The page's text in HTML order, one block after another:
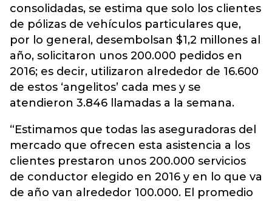
consolidadas, se estima que solo los clientes
de pólizas de vehículos particulares que,
por lo general, desembolsan $1,2 millones al
año, solicitaron unos 200.000 pedidos en
2016; es decir, utilizaron alrededor de 16.600
de estos ‘angelitos’ cada mes y se
atendieron 3.846 llamadas a la semana.
“Estimamos que todas las aseguradoras del
mercado que ofrecen esta asistencia a los
clientes prestaron unos 200.000 servicios
de conductor elegido en 2016 y en lo que va
de año van alrededor 100.000. El promedio